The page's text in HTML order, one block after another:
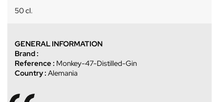
50 cl.
GENERAL INFORMATION
Brand :
Reference : Monkey-47-Distilled-Gin
Country : Alemania